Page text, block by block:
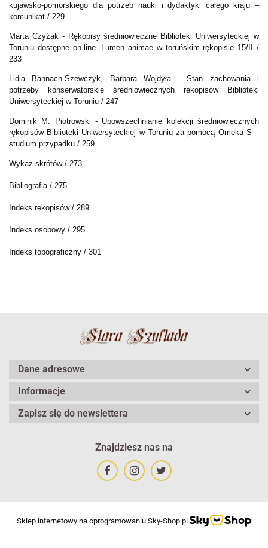
kujawsko-pomorskiego dla potrzeb nauki i dydaktyki całego kraju –
komunikat / 229
Marta Czyżak - Rękopisy średniowieczne Biblioteki Uniwersyteckiej w
Toruniu dostępne on-line. Lumen animae w toruńskim rękopisie 15/II /
233
Lidia Bannach-Szewczyk, Barbara Wojdyła -Stan zachowania i
potrzeby konserwatorskie średniowiecznych rękopisów Biblioteki
Uniwersyteckiej w Toruniu / 247
Dominik M. Piotrowski - Upowszechnianie kolekcji średniowiecznych
rękopisów Biblioteki Uniwersyteckiej w Toruniu za pomocą Omeka S –
studium przypadku / 259
Wykaz skrótów / 273
Bibliografia / 275
Indeks rękopisów / 289
Indeks osobowy / 295
Indeks topograficzny / 301
Dane adresowe
Informacje
Zapisz się do newslettera
Znajdziesz nas na
Sklep internetowy na oprogramowaniu Sky-Shop.pl